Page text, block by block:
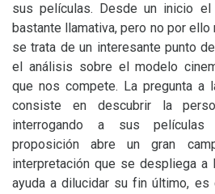
sus películas. Desde un inicio el
bastante llamativa, pero no por
se trata de un interesante punto
el análisis sobre el modelo
que nos compete. La pregunta a
consiste en descubrir la
interrogando a sus películas
proposición abre un gran
interpretación que se despliega
ayuda a dilucidar su fin último, es